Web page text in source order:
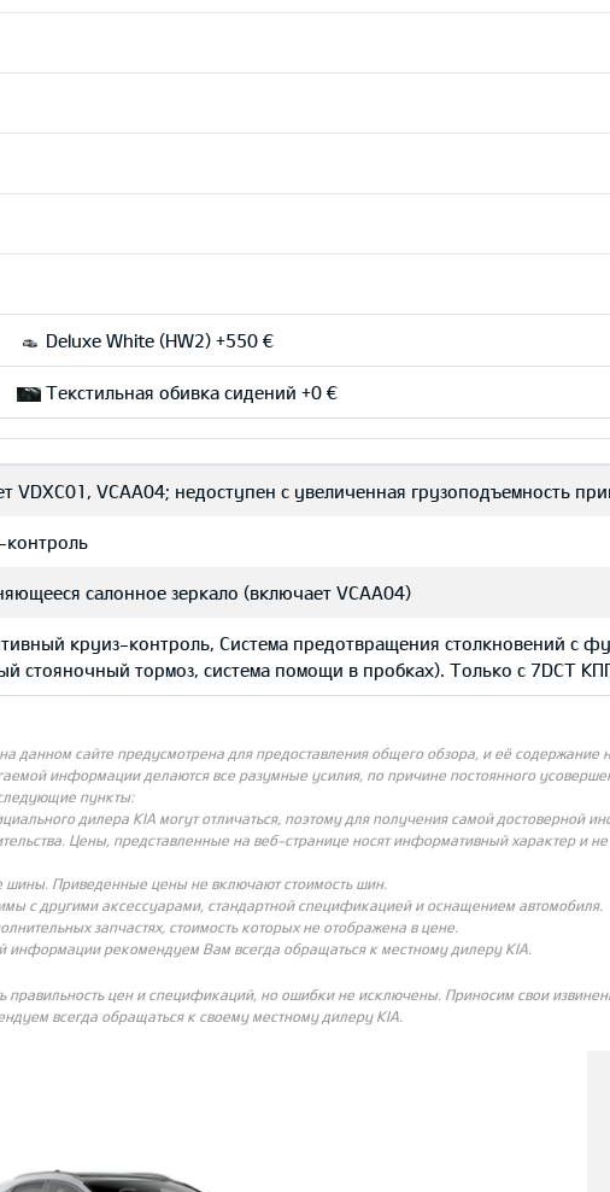
Deluxe White (HW2) +550 €
Текстильная обивка сидений +0 €
VDXC01, VCAA04; недоступен с yвеличенная грузоподъемность
контроль
салонное зеркало (включает VCAA04)
круиз-контроль, Система предотвращения столкновений с
стояночный тормоз, система помощи в пробках). Только с 7DCT
данном сайте предусмотрена для предоставления общего обзора, и её содержание
информации делаются все разумные усилия, по причине постоянного
пункты:
дилера KIA могут отличаться, поэтому для получения самой достоверной
Цены, представленные на веб-странице носят информативный характер и
шины. Приведенные цены не включают стоимость шин.
с другими аксессуарами, стандартной спецификацией и оснащением автомобиля.
запчастях, стоимость которых не отображена в цене.
информации рекомендуем Вам всегда обращаться к местному дилеру KIA.
правильность цен и спецификаций, но ошибки не исключены. Приносим свои
всегда обращаться к своему местному дилеру KIA.